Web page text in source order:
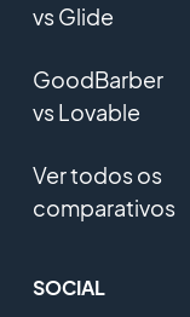
vs Glide
GoodBarber
vs Lovable
Ver todos os
comparativos
SOCIAL